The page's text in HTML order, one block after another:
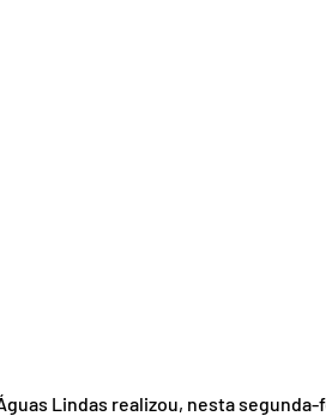
Lindas realizou, nesta